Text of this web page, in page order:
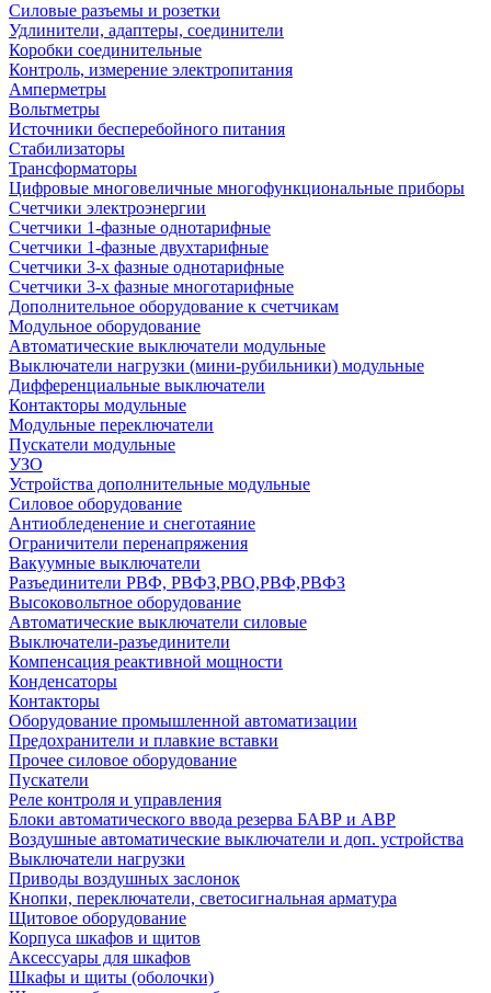
Силовые разъемы и розетки
Удлинители, адаптеры, соединители
Коробки соединительные
Контроль, измерение электропитания
Амперметры
Вольтметры
Источники бесперебойного питания
Стабилизаторы
Трансформаторы
Цифровые многовеличные многофункциональные приборы
Счетчики электроэнергии
Счетчики 1-фазные однотарифные
Счетчики 1-фазные двухтарифные
Счетчики 3-х фазные однотарифные
Счетчики 3-х фазные многотарифные
Дополнительное оборудование к счетчикам
Модульное оборудование
Автоматические выключатели модульные
Выключатели нагрузки (мини-рубильники) модульные
Дифференциальные выключатели
Контакторы модульные
Модульные переключатели
Пускатели модульные
УЗО
Устройства дополнительные модульные
Силовое оборудование
Антиобледенение и снеготаяние
Ограничители перенапряжения
Вакуумные выключатели
Разъединители РВФ, РВФЗ,РВО,РВФ,РВФЗ
Высоковольтное оборудование
Автоматические выключатели cиловые
Выключатели-разъединители
Компенсация реактивной мощности
Конденсаторы
Контакторы
Оборудование промышленной автоматизации
Предохранители и плавкие вставки
Прочее силовое оборудование
Пускатели
Реле контроля и управления
Блоки автоматического ввода резерва БАВР и АВР
Воздушные автоматические выключатели и доп. устройства
Выключатели нагрузки
Приводы воздушных заслонок
Кнопки, переключатели, светосигнальная арматура
Щитовое оборудование
Корпуса шкафов и щитов
Аксессуары для шкафов
Шкафы и щиты (оболочки)